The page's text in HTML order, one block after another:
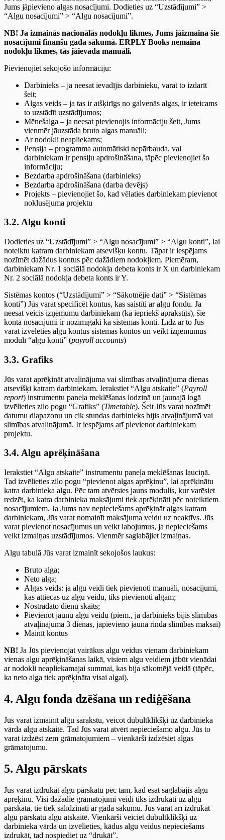
Jums jāpievieno algas nosacījumi. Dodieties uz “Uzstādījumi” >
“Algu nosacījumi” > “Algu nosacījumi”.
NB! Ja izmainās nacionālās nodokļu likmes, Jums jāizmaina šie
nosacījumi finanšu gada sākumā. ERPLY Books nemaina
nodokļu likmes, tās jāievada manuāli.
Pievienojiet sekojošo informāciju:
Darbinieks – ja neesat ievadījis darbinieku, varat to izdarīt
šeit;
Algas veids – ja tas ir atšķirīgs no galvenās algas, ir ieteicams
to uzstādīt uzstādījumos;
Mēnešalga – ja neesat pievienojis informāciju šeit, Jums
vienmēr jāuzstāda bruto algas manuāli;
Ar nodokli neapliekams;
Pensija – programma automātiski nepārbauda, vai
darbiniekam ir pensiju apdrošināšana, tāpēc pievienojiet šo
informāciju;
Bezdarba apdrošināšana (darbinieks)
Bezdarba apdrošināšana (darba devējs)
Projekts – pievienojiet šo, kad vēlaties darbiniekam pievienot
noklusējuma projektu
3.2. Algu konti
Dodieties uz “Uzstādījumi” > “Algu nosacījumi” > “Algu konti”, lai
noteiktu katram darbiniekam atsevišķu kontu. Tāpat ir iespējams
nozīmēt dažādus kontus pēc dažādiem nodokļiem. Piemēram,
darbiniekam Nr. 1 sociālā nodokļa debeta konts ir X un darbiniekam
Nr. 2 sociālā nodokļa debeta konts ir Y.
Sistēmas kontos (“Uzstādījumi” > “Sākotnējie dati” > “Sistēmas
konti”) Jūs varat specificēt kontus, kas saistīti ar algu fondu. Ja
neesat veicis izņēmumu darbiniekam (kā iepriekš aprakstīts), šie
konta nosacījumi ir nozīmīgāki kā sistēmas konti. Līdz ar to Jūs
varat izvēlēties algu kontus sistēmas kontos un veikt izņēmumus
modulī “algu konti” (payroll accounts)
3.3. Grafiks
Jūs varat aprēķināt atvaļinājuma vai slimības atvaļinājuma dienas
atsevišķi katram darbiniekam. Ierakstiet “Algu atskaite” (Payroll
report) instrumentu paneļa meklēšanas lodziņā un jaunajā logā
izvēlieties zilo pogu “Grafiks” (Timetable). Šeit Jūs varat nozīmēt
datumu diapazonu un cik stundas darbinieks bijis atvaļinājumā vai
slimības atvaļinājumā. Ir iespējams arī pievienot darbiniekam
projektu.
3.4. Algu aprēķināšana
Ierakstiet “Algu atskaite” instrumentu paneļa meklēšanas lauciņā.
Tad izvēlieties zilo pogu “pievienot algas aprēķinu”, lai aprēķinātu
katra darbinieka algu. Pēc tam atvērsies jauns modulis, kur varēsiet
redzēt, ka katra darbinieka maksājumi tiek aprēķināti pēc noteiktiem
nosacījumiem. Ja Jums nav nepieciešams aprēķināt algas katram
darbiniekam, Jūs varat nomainīt maksājuma veidu uz neaktīvs. Jūs
varat pievienot nosacījumus un veikt labojumus, ja nepieciešams
veikt izmaiņas uzstādījumos. Vienmēr saglabājiet izmaiņas.
Algu tabulā Jūs varat izmainīt sekojošos laukus:
Bruto alga;
Neto alga;
Algas veids: ja algu veidi tiek pievienoti manuāli, nosacījumi,
kas attiecas uz algu veidu, tiks pievienoti algām;
Nostrādāto dienu skaits;
Pievienot jaunu algu veidu (piem., ja darbinieks bijis slimības
atvaļinājumā 3 dienas, jāpievieno jauna rinda slimības maksai)
Mainīt kontus
NB! Ja Jūs pievienojat vairākus algu veidus vienam darbiniekam
vienas algu aprēķināšanas laikā, visiem algu veidiem jābūt vienādai
ar nodokli neapliekamajai summai, kas bija sākotnējā veidā (tāpēc,
ka neto alga tiek aprēķināta visai algai).
4. Algu fonda dzēšana un rediģēšana
Jūs varat izmainīt algu sarakstu, veicot dubultklikšķi uz darbinieka
vārda algu atskaitē. Tad Jūs varat atvērt nepieciešamo algu. Jūs to
varat izdzēst zem grāmatojumiem – vienkārši izdzēsiet algas
grāmatojumu.
5. Algu pārskats
Jūs varat izdrukāt algu pārskatu pēc tam, kad esat saglabājis algu
aprēķinu. Visi dažādie grāmatojumi veidi tiks izdrukāti uz algu
pārskata, tie tiek salīdzināti ar gada sākumu. Jūs varat arī izdrukāt
algu pārskatu algu atskaitē. Vienkārši veiciet dubultklikšķi uz
darbinieka vārda un izvēlieties, kādus algu veidus nepieciešams
izdrukāt, tad nospiediet uz “drukāt”.